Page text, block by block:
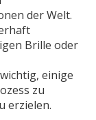
der Welt.
Brille oder
einige
zu
erzielen.